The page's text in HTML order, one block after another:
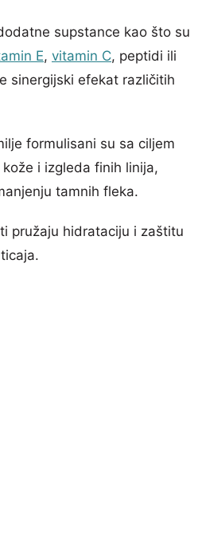
supstance kao što su
E, vitamin C, peptidi ili
sinergijski efekat različitih
formulisani su sa ciljem
i izgleda finih linija,
tamnih fleka.
pružaju hidrataciju i zaštitu